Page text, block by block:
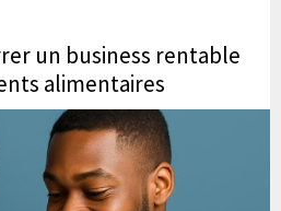
un business rentable
alimentaires